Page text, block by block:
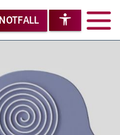
NOTFALL